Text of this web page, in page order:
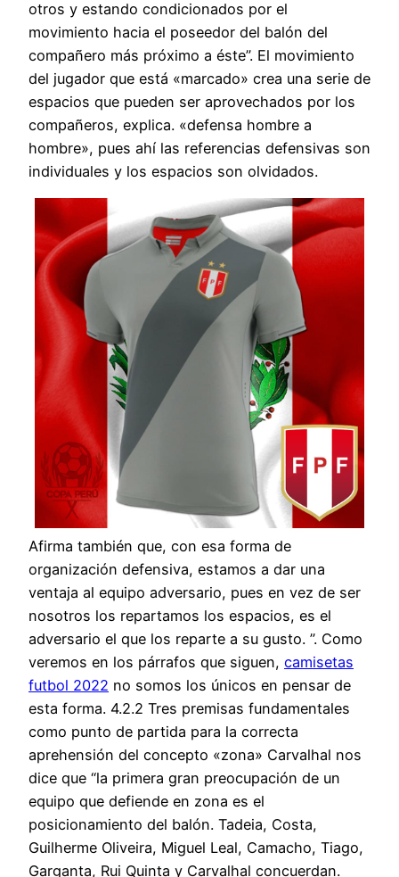
otros y estando condicionados por el
movimiento hacia el poseedor del balón del
compañero más próximo a éste”. El movimiento
del jugador que está «marcado» crea una serie de
espacios que pueden ser aprovechados por los
compañeros, explica. «defensa hombre a
hombre», pues ahí las referencias defensivas son
individuales y los espacios son olvidados.
Afirma también que, con esa forma de
organización defensiva, estamos a dar una
ventaja al equipo adversario, pues en vez de ser
nosotros los repartamos los espacios, es el
adversario el que los reparte a su gusto. ”. Como
veremos en los párrafos que siguen, camisetas
futbol 2022 no somos los únicos en pensar de
esta forma. 4.2.2 Tres premisas fundamentales
como punto de partida para la correcta
aprehensión del concepto «zona» Carvalhal nos
dice que “la primera gran preocupación de un
equipo que defiende en zona es el
posicionamiento del balón. Tadeia, Costa,
Guilherme Oliveira, Miguel Leal, Camacho, Tiago,
Garganta, Rui Quinta y Carvalhal concuerdan.